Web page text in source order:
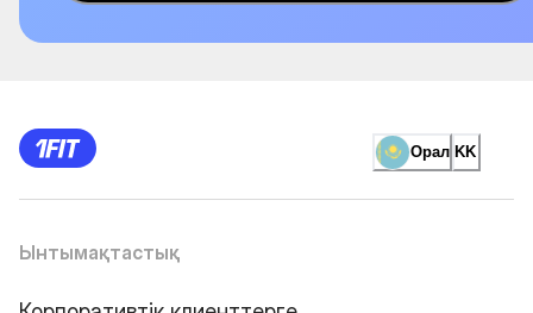
Орал KK
Ынтымақтастық